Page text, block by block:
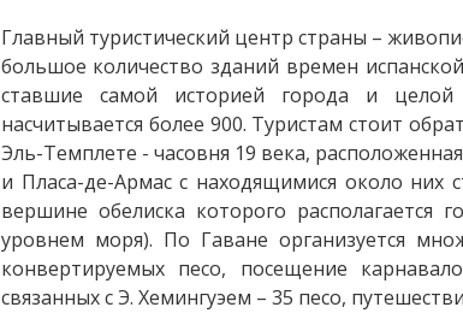
Главный туристический центр страны –
большое количество зданий времен
ставшие самой историей города и целой
насчитывается более 900. Туристам стоит
Эль-Темплете - часовня 19 века,
и Пласа-де-Армас с находящимися около
вершине обелиска которого располагается
уровнем моря). По Гаване организуется
конвертируемых песо, посещение
связанных с Э. Хемингуэем – 35 песо,